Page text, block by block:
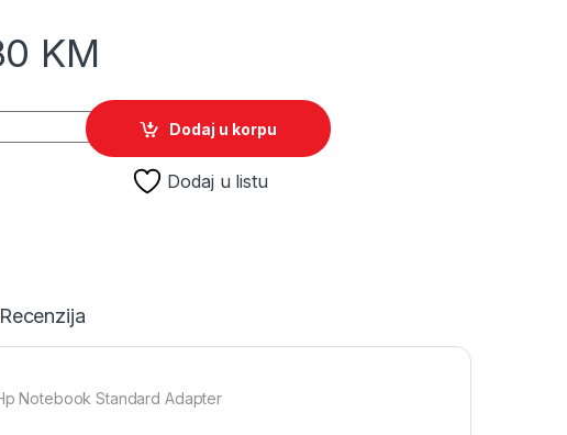
KM
za notebook S-link SL-NBA15 18.5V 3.5A 7.4*5.0 Hp Notebook
Dodaj u korpu
Dodaj u listu
Recenzija
Notebook Standard Adapter